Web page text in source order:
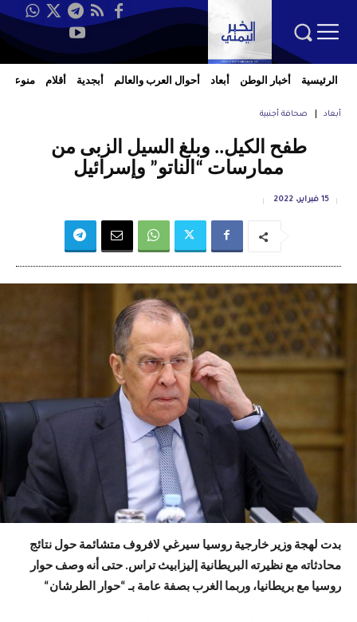
الرئيسية أخبار الوطن أبعاد أحوال العرب والعالم أبجدية أقلام منوعات
أبعاد صحافة أجنبية
طفح الكيل.. وبلغ السيل الزبى من
ممارسات “الناتو” وإسرائيل
15 فبراير، 2022
بدت لهجة وزير خارجية روسيا سيرغي لافروف متشائمة حول نتائج
محادثاته مع نظيرته البريطانية إليزابيث تراس. حتى أنه وصف حوار
روسيا مع بريطانيا، وربما الغرب بصفة عامة بـ “حوار الطرشان“